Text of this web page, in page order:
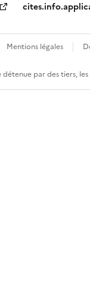
Mentions légales
par des tiers,